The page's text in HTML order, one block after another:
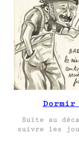
Suite au
suivre les